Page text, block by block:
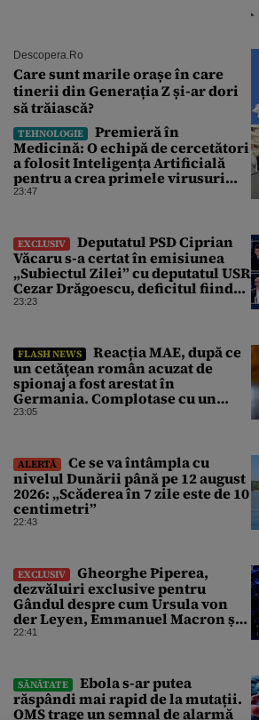
Descopera.ro
Care sunt marile orașe în care
tinerii din Generația Z și-ar dori
să trăiască?
TEHNOLOGIE
Premieră în
Medicină: O echipă de cercetători
a folosit Inteligența Artificială
pentru a crea primele virusuri
sintetice la tratarea de E.coli
23:47
EXCLUSIV
Deputatul PSD Ciprian
Văcaru s-a certat în emisiunea
„Subiectul Zilei” cu deputatul USR
Cezar Drăgoescu, deficitul fiind
motivul scandalului
23:23
FLASH NEWS
Reacția MAE, după ce
un cetăţean român acuzat de
spionaj a fost arestat în
Germania. Complotase cu un
ucrainean ca să asasineze un
23:05
ALERTĂ
Ce se va întâmpla cu
nivelul Dunării până pe 12 august
2026: „Scăderea în 7 zile este de 10
centimetri”
22:43
EXCLUSIV
Gheorghe Piperea,
dezvăluiri exclusive pentru
Gândul despre cum Ursula von
der Leyen, Emmanuel Macron și
Zelenski plănuiesc pe Signal să îl
22:41
SĂNĂTATE
Ebola s-ar putea
răspândi mai rapid de la mutații.
OMS trage un semnal de alarmă